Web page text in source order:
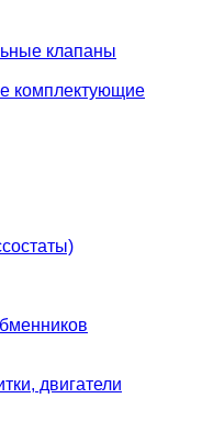
клапаны
комплектующие
двигатели